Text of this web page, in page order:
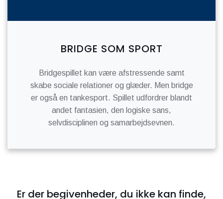
BRIDGE SOM SPORT
Bridgespillet kan være afstressende samt
skabe sociale relationer og glæder. Men bridge
er også en tankesport. Spillet udfordrer blandt
andet fantasien, den logiske sans,
selvdisciplinen og samarbejdsevnen.
Er der begivenheder, du ikke kan finde,